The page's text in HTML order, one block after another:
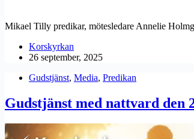
Mikael Tilly predikar, mötesledare Annelie
Korskyrkan
26 september, 2025
Gudstjänst, Media, Predikan
Gudstjänst med nattvard den